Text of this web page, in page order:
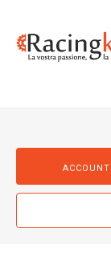
ACCOUNT